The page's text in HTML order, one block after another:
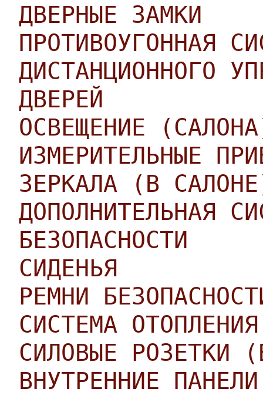
ДВЕРНЫЕ ЗАМКИ
ПРОТИВОУГОННАЯ
ДИСТАНЦИОННОГО
ДВЕРЕЙ
ОСВЕЩЕНИЕ
ИЗМЕРИТЕЛЬНЫЕ
ЗЕРКАЛА (В
ДОПОЛНИТЕЛЬНАЯ
БЕЗОПАСНОСТИ
СИДЕНЬЯ
РЕМНИ
СИСТЕМА
СИЛОВЫЕ РОЗЕТКИ
ВНУТРЕННИЕ